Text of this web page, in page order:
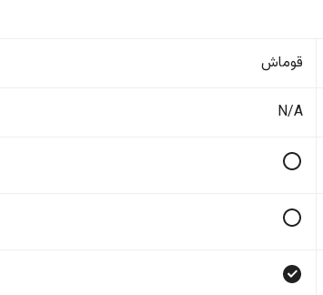
قوماش
N/A